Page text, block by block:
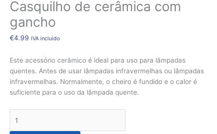
Casquilho de cerâmica com
gancho
€4.99 IVA incluido
Este acessório cerâmico é ideal para uso para lâmpadas
quentes. Antes de usar lâmpadas infravermelhas ou lâmpadas
infravermelhas. Normalmente, o cheiro é fundido e o calor é
suficiente para o uso da lâmpada quente.
com